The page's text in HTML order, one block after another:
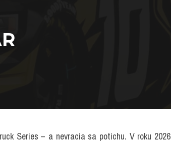
Series – a nevracia sa potichu. V roku 2026